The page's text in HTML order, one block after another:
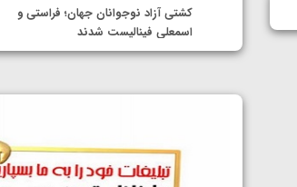
کشتی آزاد نوجوانان جهان؛ فراستی و
اسمعلی فینالیست شدند
نمایندگان ایران مشخص شدند
سوم برای ایران